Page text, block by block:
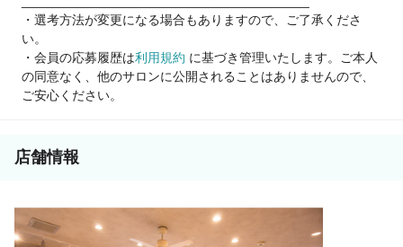
ご興味を少しでも持って頂けましたら、
ご応募下さい。
・選考方法が変更になる場合もありますので、ご了承くださ
い。
・会員の応募履歴は利用規約 に基づき管理いたします。ご本人
の同意なく、他のサロンに公開されることはありませんので、
ご安心ください。
店舗情報